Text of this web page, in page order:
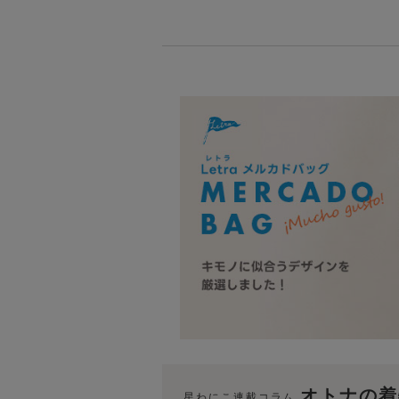
星わにこ連載コラム オトナの